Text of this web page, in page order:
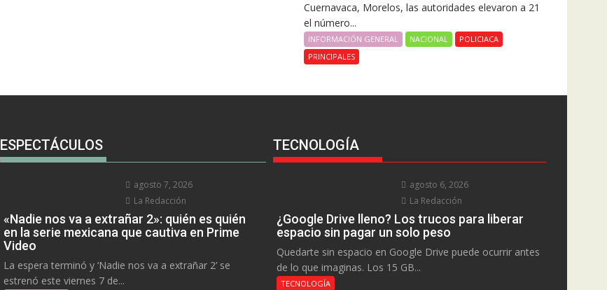
Cuernavaca, Morelos, las autoridades elevaron a 21
el número...
INFORMACIÓN GENERAL NACIONAL
POLICIACA
PRINCIPALES
ESPECTÁCULOS
agosto 7, 2026
La Redacción
«Nadie nos va a extrañar 2»: quién es quién
en la serie mexicana que cautiva en Prime
Video
La espera terminó y ‘Nadie nos va a extrañar 2’ se
estrenó este viernes 7 de...
TECNOLOGÍA
agosto 6, 2026
La Redacción
¿Google Drive lleno? Los trucos para liberar
espacio sin pagar un solo peso
Quedarte sin espacio en Google Drive puede ocurrir antes
de lo que imaginas. Los 15 GB...
TECNOLOGÍA